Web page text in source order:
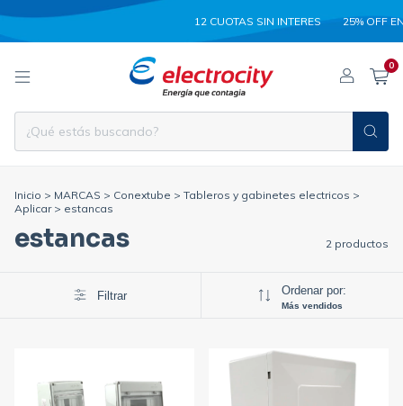
12 CUOTAS SIN INTERES 25% OFF
0
Inicio > MARCAS > Conextube > Tableros y gabinetes electricos >
Aplicar > estancas
estancas 2 productos
Filtrar Ordenar por:
Más vendidos